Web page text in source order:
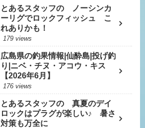
とあるスタッフの ノーシンカ
ーリグでロックフィッシュ こ
れありかも！
179 views
広島県の釣果情報|仙酔島|投げ釣
り|ニベ・チヌ・アコウ・キス
【2026年6月】
176 views
とあるスタッフの 真夏のデイ
ロックはプラグが楽しい♪ 暑さ
対策も万全に